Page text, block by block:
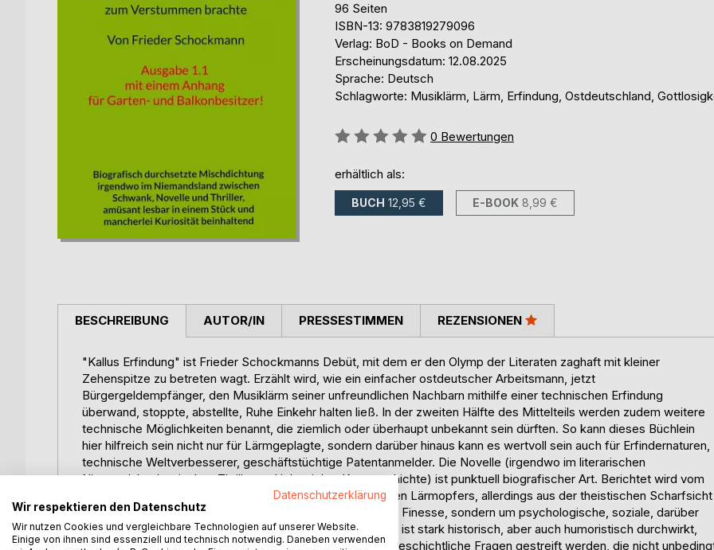
96 Seiten
ISBN-13: 9783819279096
Verlag: BoD - Books on Demand
Erscheinungsdatum: 12.08.2025
Sprache: Deutsch
Schlagworte: Musiklärm, Lärm, Erfindung, Ostdeutschland,
Bewertung::
0 Bewertungen
erhältlich als:
BUCH 12,95 € E-BOOK 8,99 €
BESCHREIBUNG
"Kallus Erfindung" ist Frieder Schockmanns Debüt, mit dem er den Olymp der Literaten zaghaft mit kleiner
Zehenspitze zu betreten wagt. Erzählt wird, wie ein einfacher ostdeutscher Arbeitsmann, jetzt
Bürgergeldempfänger, den Musiklärm seiner unfreundlichen Nachbarn mithilfe einer technischen Erfindung
überwand, stoppte, abstellte, Ruhe Einkehr halten ließ. In der zweiten Hälfte des Mittelteils werden zudem weitere
technische Möglichkeiten benannt, die ziemlich oder überhaupt unbekannt sein dürften. So kann dieses Büchlein
hier hilfreich sein nicht nur für Lärmgeplagte, sondern darüber hinaus kann es wertvoll sein auch für Erfindernaturen,
technische Weltverbesserer, geschäftstüchtige Patentanmelder. Die Novelle (irgendwo im literarischen
Niemandsland zwischen Thriller und lehrreicher Kurzgeschichte) ist punktuell biografischer Art. Berichtet wird vom
Leben des zwar gottlosen, doch harmlosen und gutmütigen Lärmopfers, allerdings aus der theistischen Scharfsicht
des Verfassers. Es geht also nicht nur um eine technische Finesse, sondern um psychologische, soziale, darüber
hinaus aber geistliche Gesamtzusammenhänge. Das Buch ist stark historisch, aber auch humoristisch durchwirkt,
was hochgradig auch deshalb nötig ist, weil gewisse zeitgeschichtliche Fragen gestreift werden, die nicht
AUTOR/IN PRESSESTIMMEN REZENSIONEN
Datenschutzerklärung
Wir respektieren den Datenschutz
Wir nutzen Cookies und vergleichbare Technologien auf unserer Website.
Einige von ihnen sind essenziell und technisch notwendig. Daneben verwenden